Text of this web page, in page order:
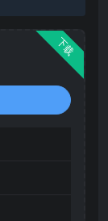
下载